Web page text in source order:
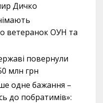
Дичко
ветеранок ОУН та
повернули
млн грн
одне бажання –
до побратимів»: